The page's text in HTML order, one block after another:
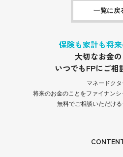
一覧に戻
保険も家計も将来
大切なお金の
いつでもFPにご相
マネードクタ
将来のお金のことをファイナン
無料でご相談いただける